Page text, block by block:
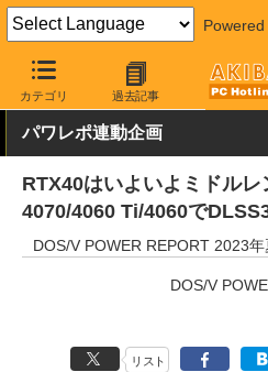
Powered
カテゴリ 過去記事
AKIBA PC Hotline! PCパーツ ビ
パワレポ連動企画
RTX40はいよいよミドル
4070/4060 Ti/4060で
DOS/V POWER REPORT 2023
DOS/V
リスト